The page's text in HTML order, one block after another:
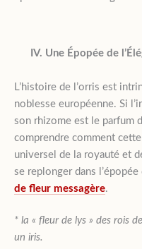
IV. Une Épopée de
L’histoire de l’orris est
noblesse européenne. Si
son rhizome est le parfum
comprendre comment
universel de la royauté et
se replonger dans l’épopée
de fleur messagère.
* la « fleur de lys » des rois
un iris.